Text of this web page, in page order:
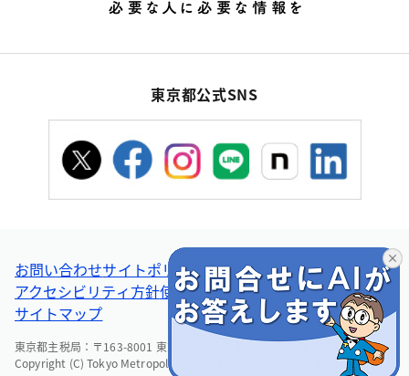
東京都公式SNS
お問い合わせサイトポリシー個人情報の取扱い
アクセシビリティ方針使い方ヘルプ
リンク集・その他
サイトマップ
東京都主税局：〒163-8001 東京都新宿区西新宿2-8-1 電話：03-5388-2925
Copyright (C) Tokyo Metropolitan Government. All Rights Reserved.